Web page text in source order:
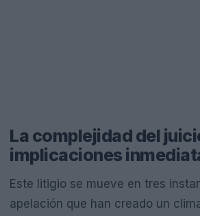
La complejidad del
implicaciones
Este litigio se mueve en tres
apelación que han creado un